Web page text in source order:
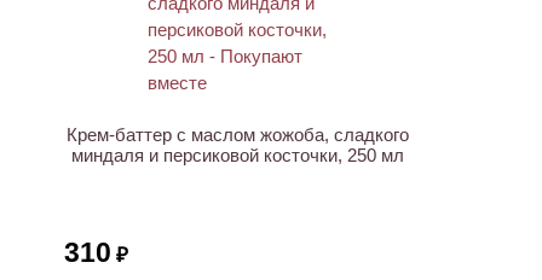
Крем-баттер с маслом жожоба, сладкого
миндаля и персиковой косточки, 250 мл
310 ₽